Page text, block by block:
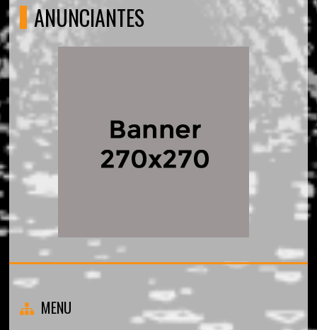
ANUNCIANTES
MENU